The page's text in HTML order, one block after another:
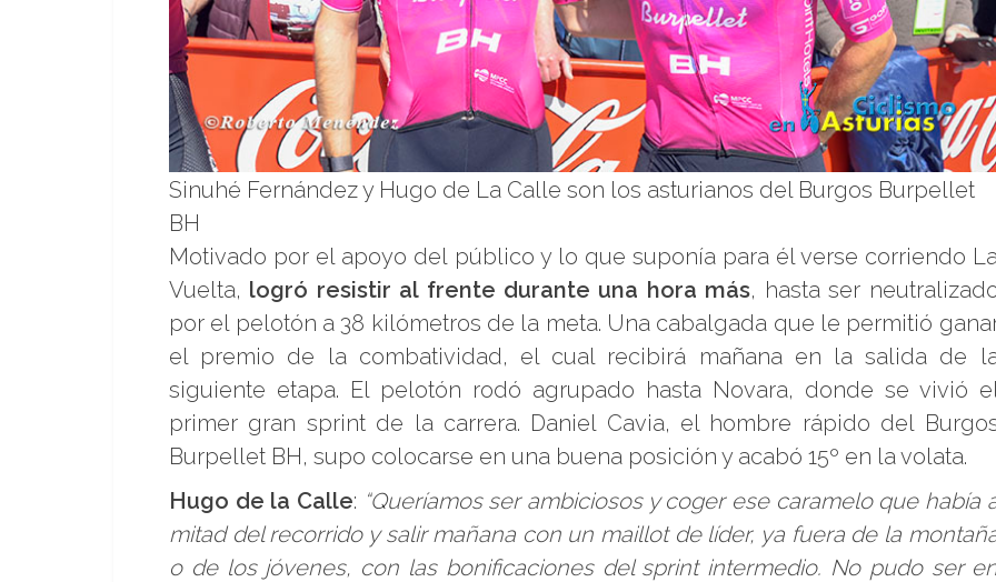
Sinuhé Fernández y Hugo de La Calle son los asturianos del Burgos Burpellet
BH
Motivado por el apoyo del público y lo que suponía para él verse corriendo
Vuelta, logró resistir al frente durante una hora más, hasta ser
por el pelotón a 38 kilómetros de la meta. Una cabalgada que le permitió
el premio de la combatividad, el cual recibirá mañana en la salida de
siguiente etapa. El pelotón rodó agrupado hasta Novara, donde se vivió el
primer gran sprint de la carrera. Daniel Cavia, el hombre rápido del
Burpellet BH, supo colocarse en una buena posición y acabó 15º en la volata.
Hugo de la Calle: “Queríamos ser ambiciosos y coger ese caramelo que había
mitad del recorrido y salir mañana con un maillot de líder, ya fuera de la
o de los jóvenes, con las bonificaciones del sprint intermedio. No pudo ser